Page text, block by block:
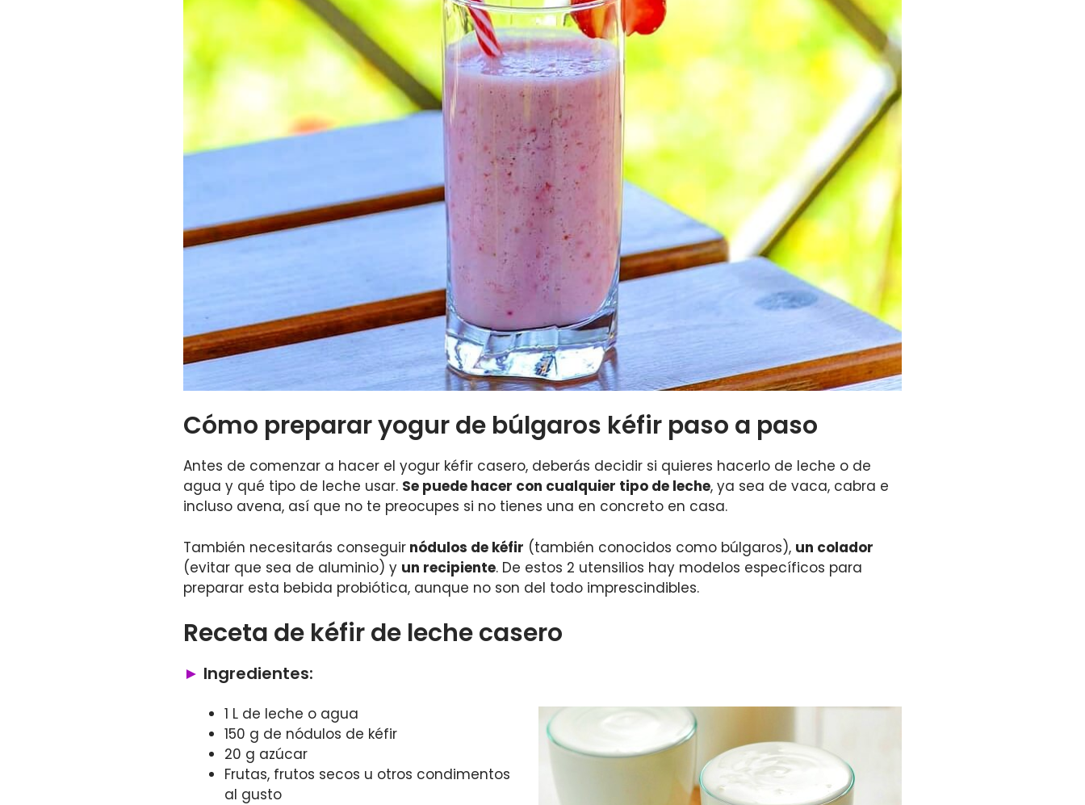
Cómo preparar yogur de búlgaros kéfir paso a paso
Antes de comenzar a hacer el yogur kéfir casero, deberás decidir si quieres hacerlo de leche o de
agua y qué tipo de leche usar. Se puede hacer con cualquier tipo de leche, ya sea de vaca, cabra e
incluso avena, así que no te preocupes si no tienes una en concreto en casa.
También necesitarás conseguir nódulos de kéfir (también conocidos como búlgaros), un colador
(evitar que sea de aluminio) y un recipiente. De estos 2 utensilios hay modelos específicos para
preparar esta bebida probiótica, aunque no son del todo imprescindibles.
Receta de kéfir de leche casero
Ingredientes:
1 L de leche o agua
150 g de nódulos de kéfir
20 g azúcar
Frutas, frutos secos u otros condimentos
al gusto